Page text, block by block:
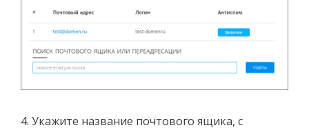
4. Укажите название почтового ящика, с